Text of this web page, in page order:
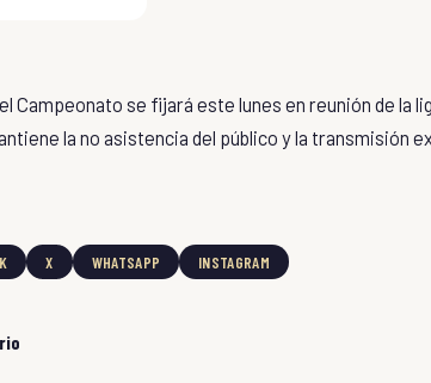
Campeonato se fijará este lunes en reunión de la
la no asistencia del público y la transmisión
X WHATSAPP INSTAGRAM